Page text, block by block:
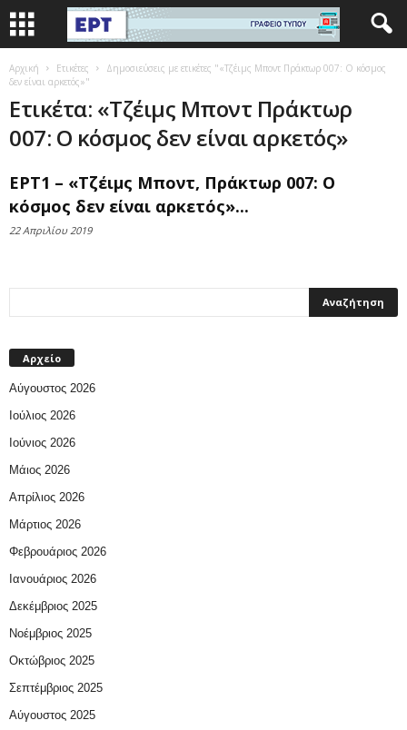
Αρχική Ετικέτες
Δημοσιεύσεις με ετικέτες "«Τζέιμς Μποντ Πράκτωρ 007: Ο κόσμος
δεν είναι αρκετός»"
Ετικέτα: «Τζέιμς Μποντ Πράκτωρ
007: Ο κόσμος δεν είναι αρκετός»
ΕΡΤ1 – «Τζέιμς Μποντ, Πράκτωρ 007: Ο
κόσμος δεν είναι αρκετός»...
22 Απριλίου 2019
Αρχείο
Αύγουστος 2026
Ιούλιος 2026
Ιούνιος 2026
Μάιος 2026
Απρίλιος 2026
Μάρτιος 2026
Φεβρουάριος 2026
Ιανουάριος 2026
Δεκέμβριος 2025
Νοέμβριος 2025
Οκτώβριος 2025
Σεπτέμβριος 2025
Αύγουστος 2025